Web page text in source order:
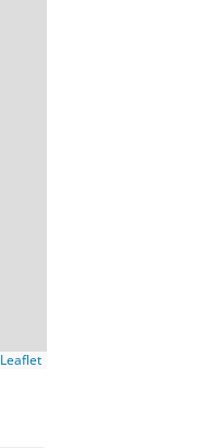
Leaflet